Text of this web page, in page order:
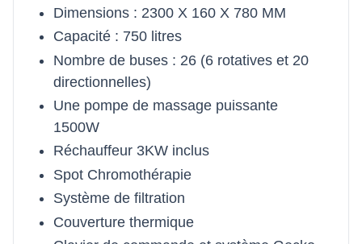
Dimensions : 2300 X 160 X 780 MM
Capacité : 750 litres
Nombre de buses : 26 (6 rotatives et 20
directionnelles)
Une pompe de massage puissante
1500W
Réchauffeur 3KW inclus
Spot Chromothérapie
Système de filtration
Couverture thermique